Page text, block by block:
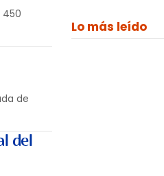
de
del
Lo más leído